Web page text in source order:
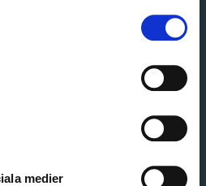
medier
Customer service